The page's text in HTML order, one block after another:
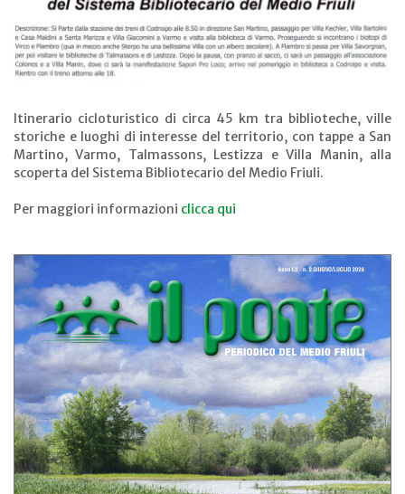
Itinerario cicloturistico di circa 45 km tra biblioteche, ville
storiche e luoghi di interesse del territorio, con tappe a San
Martino, Varmo, Talmassons, Lestizza e Villa Manin, alla
scoperta del Sistema Bibliotecario del Medio Friuli.
Per maggiori informazioni clicca qui